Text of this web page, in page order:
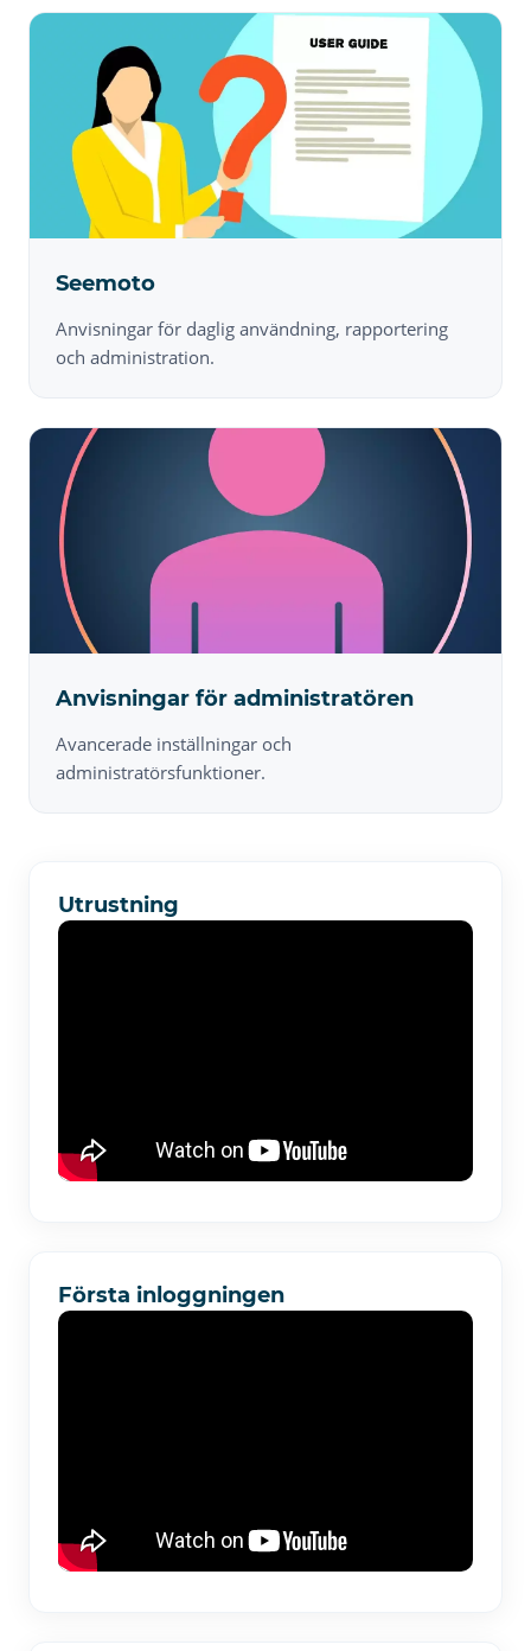
Seemoto
Anvisningar för daglig användning, rapportering
och administration.
Anvisningar för administratören
Avancerade inställningar och
administratörsfunktioner.
Utrustning
Första inloggningen